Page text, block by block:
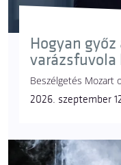
Hogyan győz
Beszélgetés Mozart
2026. szeptember